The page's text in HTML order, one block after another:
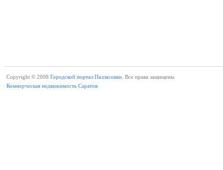
Copyright © 2008 Городской портал Палласовки. Все права защищены
Коммерческая недвижимость Саратов